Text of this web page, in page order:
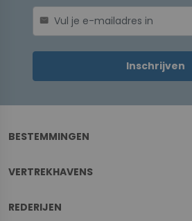
mail
Inschrijven
BESTEMMINGEN
VERTREKHAVENS
REDERIJEN